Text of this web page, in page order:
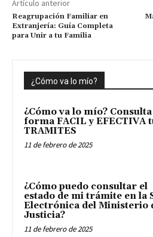
Artículo anterior
Reagrupación Familiar en
Extranjería: Guía Completa
para Unir a tu Familia
¿Cómo va lo mío?
¿Cómo va lo mío?
forma FACIL y EFECTIVA
TRAMITES
11 de febrero de 2025
¿Cómo puedo consultar el
estado de mi trámite en la
Electrónica del Ministerio
Justicia?
11 de febrero de 2025